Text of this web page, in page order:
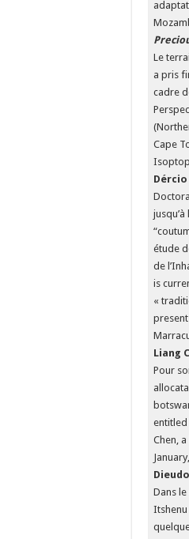
Le
a pris
cadre
Cape
étude
de
is
«
Liang
Pour
entitled
Chen,
Dans
Itshenu